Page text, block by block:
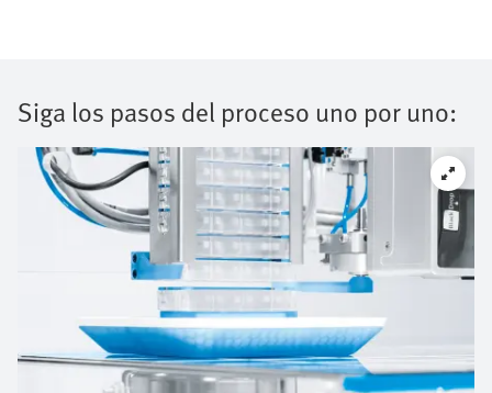
Siga los pasos del proceso uno por uno: